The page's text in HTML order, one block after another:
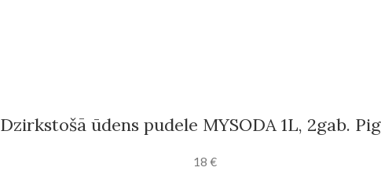
Dzirkstošā ūdens pudele MYSODA 1L, 2gab.
18 €